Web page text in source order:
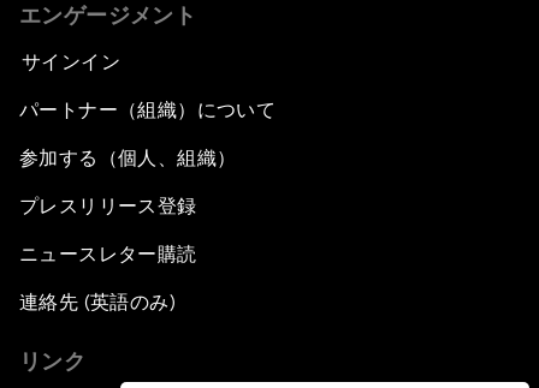
エンゲージメント
サインイン
パートナー（組織）について
参加する（個人、組織）
プレスリリース登録
ニュースレター購読
連絡先 (英語のみ)
リンク